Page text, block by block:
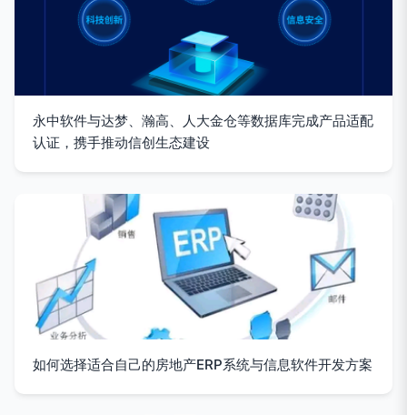
永中软件与达梦、瀚高、人大金仓等数据库完成产品适配
认证，携手推动信创生态建设
如何选择适合自己的房地产ERP系统与信息软件开发方案